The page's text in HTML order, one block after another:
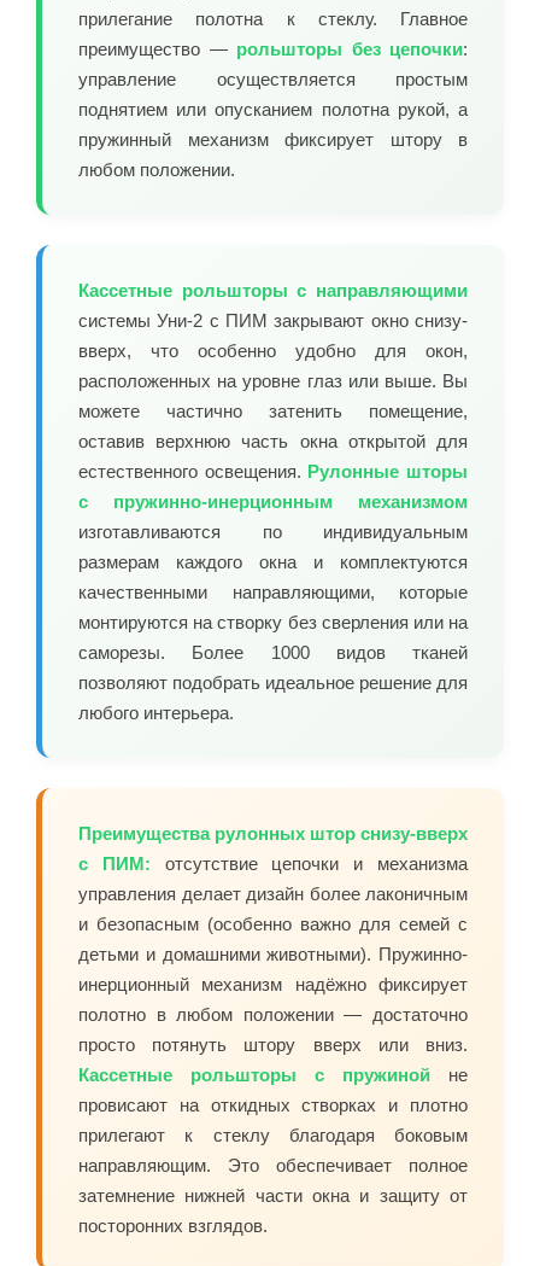
прилегание полотна к стеклу. Главное
преимущество — рольшторы без цепочки:
управление осуществляется простым
поднятием или опусканием полотна рукой, а
пружинный механизм фиксирует штору в
любом положении.
Кассетные рольшторы с направляющими
системы Уни-2 с ПИМ закрывают окно снизу-
вверх, что особенно удобно для окон,
расположенных на уровне глаз или выше. Вы
можете частично затенить помещение,
оставив верхнюю часть окна открытой для
естественного освещения. Рулонные шторы
с пружинно-инерционным механизмом
изготавливаются по индивидуальным
размерам каждого окна и комплектуются
качественными направляющими, которые
монтируются на створку без сверления или на
саморезы. Более 1000 видов тканей
позволяют подобрать идеальное решение для
любого интерьера.
Преимущества рулонных штор снизу-вверх
с ПИМ: отсутствие цепочки и механизма
управления делает дизайн более лаконичным
и безопасным (особенно важно для семей с
детьми и домашними животными). Пружинно-
инерционный механизм надёжно фиксирует
полотно в любом положении — достаточно
просто потянуть штору вверх или вниз.
Кассетные рольшторы с пружиной не
провисают на откидных створках и плотно
прилегают к стеклу благодаря боковым
направляющим. Это обеспечивает полное
затемнение нижней части окна и защиту от
посторонних взглядов.